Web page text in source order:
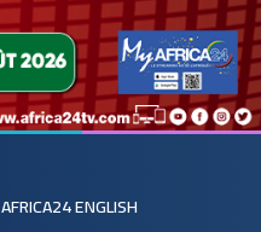
AFRICA24 ENGLISH